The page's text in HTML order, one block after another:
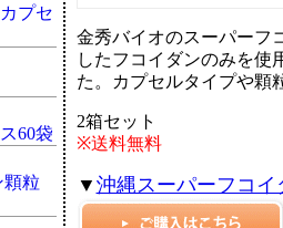
プセ
60袋
粒
金秀バイオのスーパーフ
したフコイダンのみを使
た。カプセルタイプや
2箱セット
※送料無料
▼ 沖縄スーパーフコイ